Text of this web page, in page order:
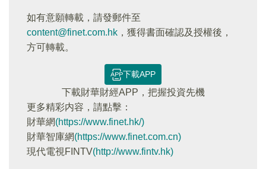
如有意願轉載，請發郵件至
content@finet.com.hk ，獲得書面確認及授權後，
方可轉載。
下載APP
下載財華財經APP，把握投資先機
更多精彩内容，請點擊：
財華網(https://www.finet.hk/)
財華智庫網(https://www.finet.com.cn)
現代電視FINTV(http://www.fintv.hk)